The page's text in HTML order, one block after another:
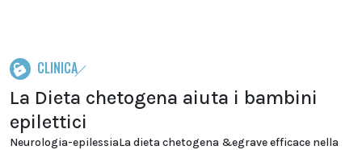
CLINICA
La Dieta chetogena aiuta i bambini
epilettici
Neurologia-epilessiaLa dieta chetogena &egrave efficace nella